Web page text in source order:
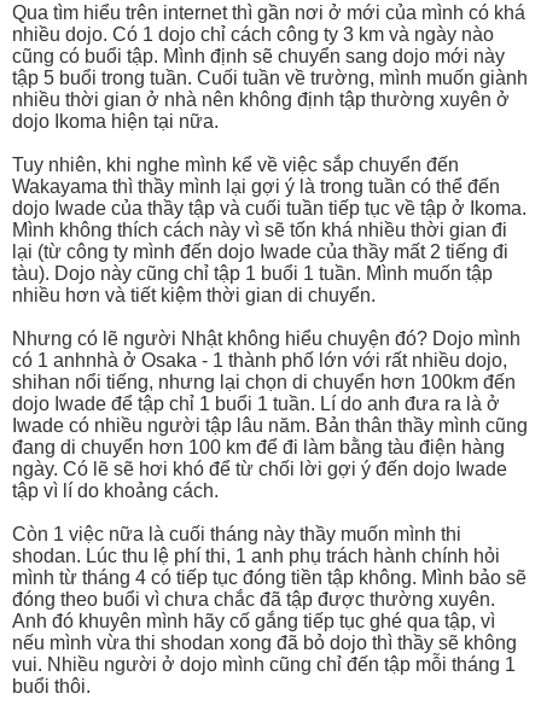
Qua tìm hiểu trên internet thì gần nơi ở mới của mình có khá
nhiều dojo. Có 1 dojo chỉ cách công ty 3 km và ngày nào
cũng có buổi tập. Mình định sẽ chuyển sang dojo mới này
tập 5 buổi trong tuần. Cuối tuần về trường, mình muốn giành
nhiều thời gian ở nhà nên không định tập thường xuyên ở
dojo Ikoma hiện tại nữa.
Tuy nhiên, khi nghe mình kể về việc sắp chuyển đến
Wakayama thì thầy mình lại gợi ý là trong tuần có thể đến
dojo Iwade của thầy tập và cuối tuần tiếp tục về tập ở Ikoma.
Mình không thích cách này vì sẽ tốn khá nhiều thời gian đi
lại (từ công ty mình đến dojo Iwade của thầy mất 2 tiếng đi
tàu). Dojo này cũng chỉ tập 1 buổi 1 tuần. Mình muốn tập
nhiều hơn và tiết kiệm thời gian di chuyển.
Nhưng có lẽ người Nhật không hiểu chuyện đó? Dojo mình
có 1 anhnhà ở Osaka - 1 thành phố lớn với rất nhiều dojo,
shihan nổi tiếng, nhưng lại chọn di chuyển hơn 100km đến
dojo Iwade để tập chỉ 1 buổi 1 tuần. Lí do anh đưa ra là ở
Iwade có nhiều người tập lâu năm. Bản thân thầy mình cũng
đang di chuyển hơn 100 km để đi làm bằng tàu điện hàng
ngày. Có lẽ sẽ hơi khó để từ chối lời gợi ý đến dojo Iwade
tập vì lí do khoảng cách.
Còn 1 việc nữa là cuối tháng này thầy muốn mình thi
shodan. Lúc thu lệ phí thi, 1 anh phụ trách hành chính hỏi
mình từ tháng 4 có tiếp tục đóng tiền tập không. Mình bảo sẽ
đóng theo buổi vì chưa chắc đã tập được thường xuyên.
Anh đó khuyên mình hãy cố gắng tiếp tục ghé qua tập, vì
nếu mình vừa thi shodan xong đã bỏ dojo thì thầy sẽ không
vui. Nhiều người ở dojo mình cũng chỉ đến tập mỗi tháng 1
buổi thôi.